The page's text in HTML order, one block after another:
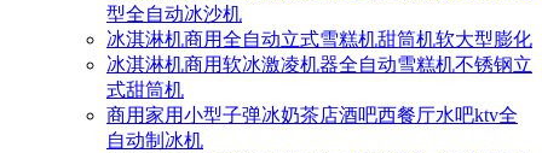
型全自动冰沙机
冰淇淋机商用全自动立式雪糕机甜筒机软大型膨化
冰淇淋机商用软冰激凌机器全自动雪糕机不锈钢立
式甜筒机
商用家用小型子弹冰奶茶店酒吧西餐厅水吧ktv全
自动制冰机